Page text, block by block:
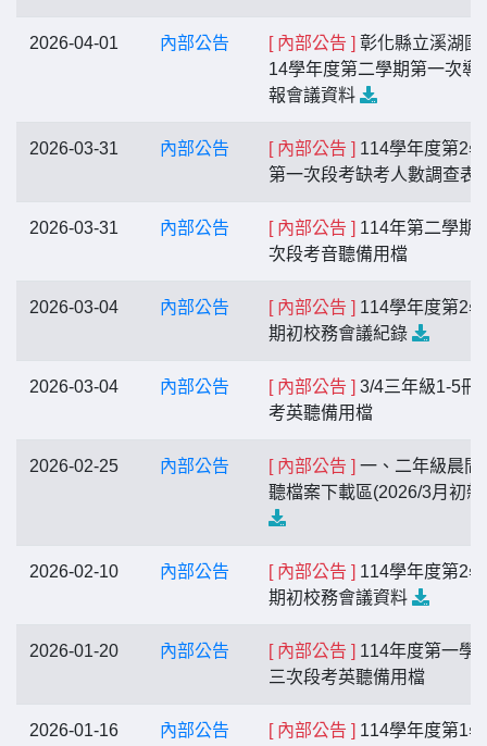
2026-04-01 內部公告 [ 內部公告 ] 彰化縣立溪湖國
14學年度第二學期第一次導
報會議資料
2026-03-31 內部公告 [ 內部公告 ] 114學年度第2
第一次段考缺考人數調查表
2026-03-31 內部公告 [ 內部公告 ] 114年第二學期
次段考音聽備用檔
2026-03-04 內部公告 [ 內部公告 ] 114學年度第2
期初校務會議紀錄
2026-03-04 內部公告 [ 內部公告 ] 3/4三年級1-5冊
考英聽備用檔
2026-02-25 內部公告 [ 內部公告 ] 一、二年級晨間
聽檔案下載區(2026/3月初雜
2026-02-10 內部公告 [ 內部公告 ] 114學年度第2
期初校務會議資料
2026-01-20 內部公告 [ 內部公告 ] 114年度第一學
三次段考英聽備用檔
2026-01-16 內部公告 [ 內部公告 ] 114學年度第1